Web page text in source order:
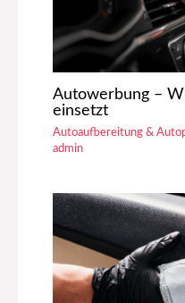
Autowerbung –
einsetzt
Autoaufbereitung &
admin